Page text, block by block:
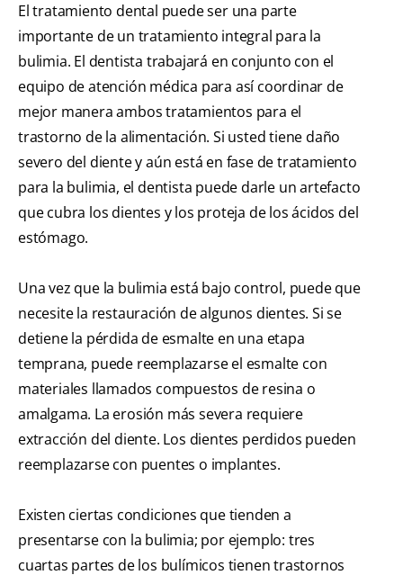
El tratamiento dental puede ser una parte
importante de un tratamiento integral para la
bulimia. El dentista trabajará en conjunto con el
equipo de atención médica para así coordinar de
mejor manera ambos tratamientos para el
trastorno de la alimentación. Si usted tiene daño
severo del diente y aún está en fase de tratamiento
para la bulimia, el dentista puede darle un artefacto
que cubra los dientes y los proteja de los ácidos del
estómago.
Una vez que la bulimia está bajo control, puede que
necesite la restauración de algunos dientes. Si se
detiene la pérdida de esmalte en una etapa
temprana, puede reemplazarse el esmalte con
materiales llamados compuestos de resina o
amalgama. La erosión más severa requiere
extracción del diente. Los dientes perdidos pueden
reemplazarse con puentes o implantes.
Existen ciertas condiciones que tienden a
presentarse con la bulimia; por ejemplo: tres
cuartas partes de los bulímicos tienen trastornos